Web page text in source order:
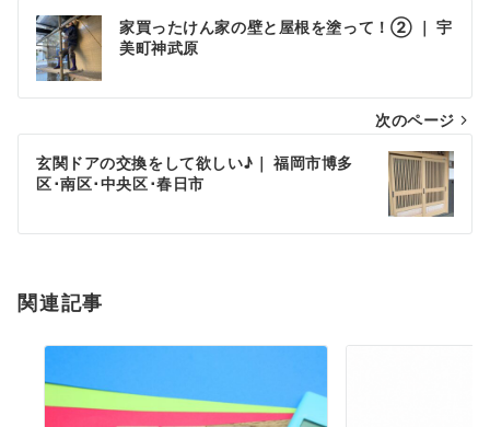
投
稿
ナ
ビ
ゲ
シ
ン
家買ったけん家の壁と屋根を塗って！② ｜ 宇
美町神武原
次のページ
玄関ドアの交換をして欲しい♪｜ 福岡市博多
区･南区･中央区･春日市
関連記事